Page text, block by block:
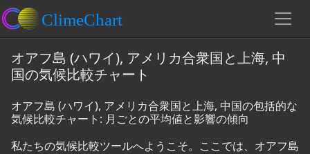
オアフ島 (ハワイ), アメリカ合衆国と上海, 中
国の気候比較チャート
オアフ島 (ハワイ), アメリカ合衆国と上海, 中国の包括的な
気候比較チャート: 月ごとの平均値と影響の傾向
私たちの気候比較ツールへようこそ。ここでは、オアフ島